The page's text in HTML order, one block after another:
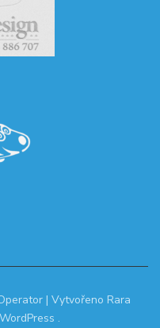
| Vytvořeno Rara
WordPress .